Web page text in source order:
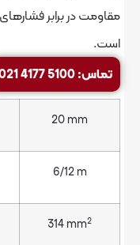
فشارهای کششی و
d
L
A